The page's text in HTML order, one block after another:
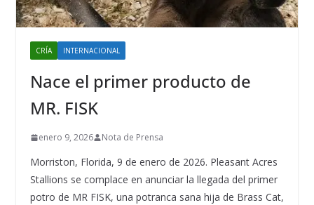
CRÍA INTERNACIONAL
Nace el primer producto de
MR. FISK
enero 9, 2026 Nota de Prensa
Morriston, Florida, 9 de enero de 2026. Pleasant Acres
Stallions se complace en anunciar la llegada del primer
potro de MR FISK, una potranca sana hija de Brass Cat,